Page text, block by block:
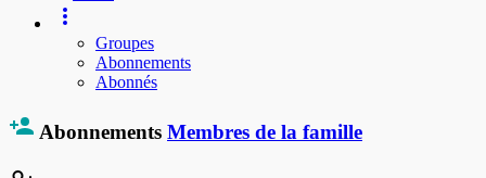
Groupes
Abonnements
Abonnés
Abonnements Membres de la famille